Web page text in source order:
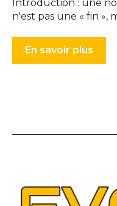
Introduction : une
n'est pas une « fin »,
En savoir plus